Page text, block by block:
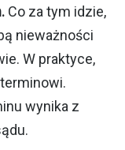
Co za tym idzie,
nieważności
W praktyce,
wynika z